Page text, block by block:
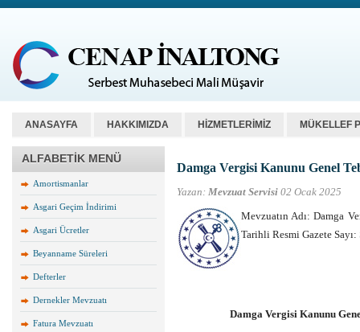
ANASAYFA HAKKIMIZDA HİZMETLERİMİZ MÜKELLEF
ALFABETİK MENÜ
Amortismanlar
Asgari Geçim İndirimi
Asgari Ücretler
Beyanname Süreleri
Defterler
Dernekler Mevzuatı
Fatura Mevzuatı
Damga Vergisi Kanunu Genel
Yazan: Mevzuat Servisi 02 Ocak 2025
Mevzuatın Adı: Damga
Tarihli Resmi Gazete
Damga Vergisi Kanunu